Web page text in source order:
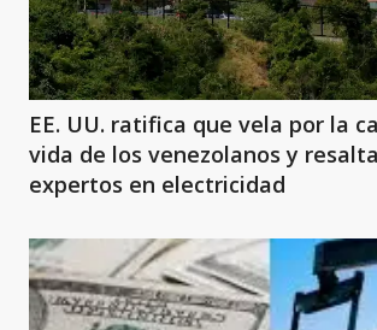
EE. UU. ratifica que vela por la
vida de los venezolanos y
expertos en electricidad